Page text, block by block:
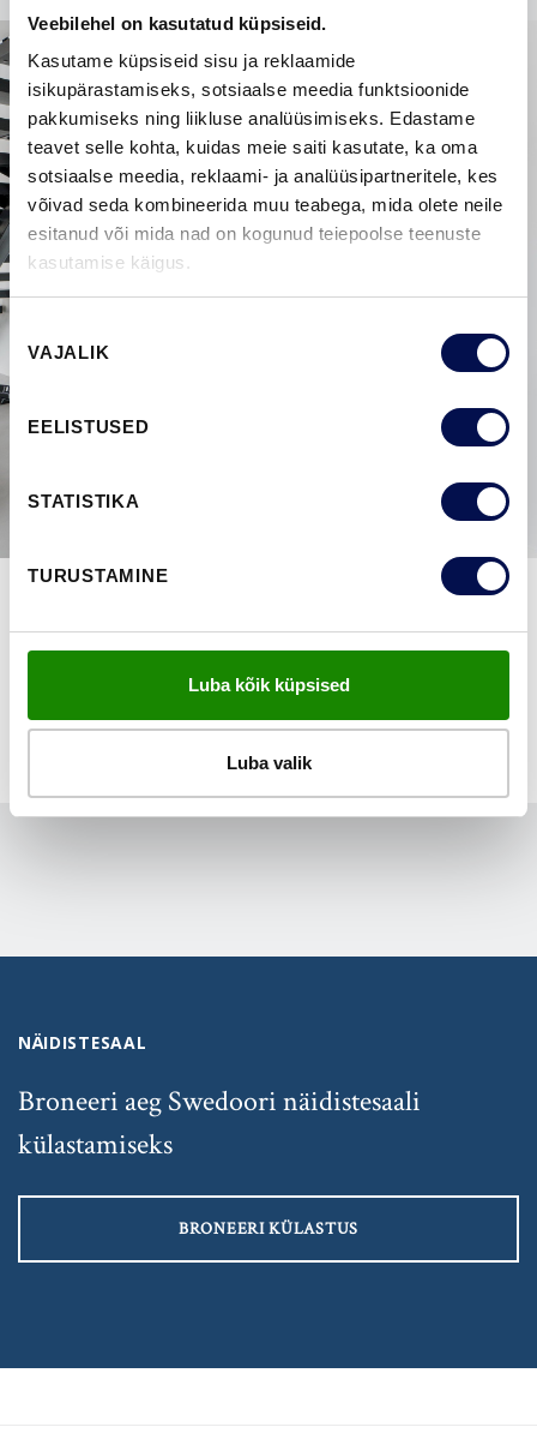
Veebilehel on kasutatud küpsiseid.
Kasutame küpsiseid sisu ja reklaamide
isikupärastamiseks, sotsiaalse meedia funktsioonide
pakkumiseks ning liikluse analüüsimiseks. Edastame
teavet selle kohta, kuidas meie saiti kasutate, ka oma
sotsiaalse meedia, reklaami- ja analüüsipartneritele, kes
võivad seda kombineerida muu teabega, mida olete neile
esitanud või mida nad on kogunud teiepoolse teenuste
kasutamise käigus.
Nõusoleku
valik
VAJALIK
EELISTUSED
STATISTIKA
TURUSTAMINE
Luba kõik küpsised
Luba valik
NÄIDISTESAAL
Broneeri aeg Swedoori näidistesaali
külastamiseks
BRONEERI KÜLASTUS